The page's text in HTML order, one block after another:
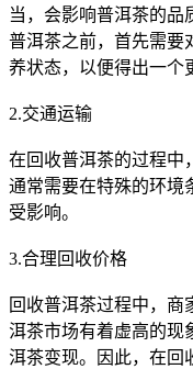
当，会影响普洱茶的品
普洱茶之前，首先需要
养状态，以便得出一个
2.交通运输
在回收普洱茶的过程中
通常需要在特殊的环境
受影响。
3.合理回收价格
回收普洱茶过程中，商
洱茶市场有着虚高的现
洱茶变现。因此，在回